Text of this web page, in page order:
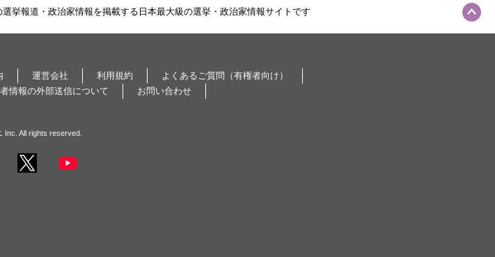
挙報道・政治家情報を掲載する日本最大級の選挙・政治家情報サイトです
運営会社 利用規約
よくあるご質問（有権者向け）
情報の外部送信について お問い合わせ
Inc. All rights reserved.